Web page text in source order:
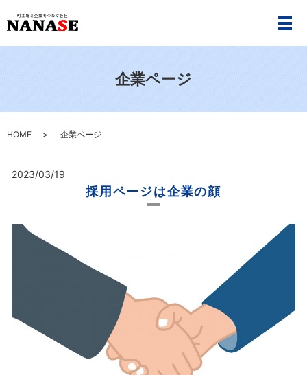
メ
企業ページ
HOME 企業ページ
2023/03/19
採用ページは企業の顔